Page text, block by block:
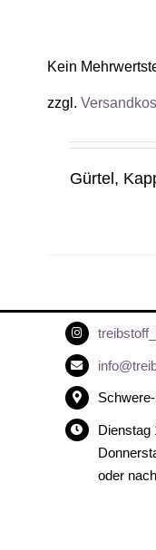
Kein
zzgl.
Gürtel,
Dienstag
oder